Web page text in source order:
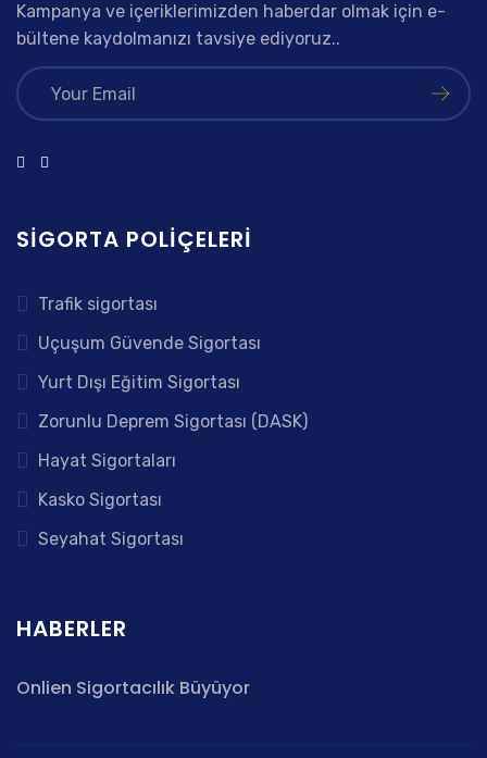
Kampanya ve içeriklerimizden haberdar olmak için e-
bültene kaydolmanızı tavsiye ediyoruz..
SIGORTA POLIÇELERI
Trafik sigortası
Uçuşum Güvende Sigortası
Yurt Dışı Eğitim Sigortası
Zorunlu Deprem Sigortası (DASK)
Hayat Sigortaları
Kasko Sigortası
Seyahat Sigortası
HABERLER
Onlien Sigortacılık Büyüyor